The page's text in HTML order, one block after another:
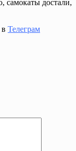
самокаты достали,
Телеграм